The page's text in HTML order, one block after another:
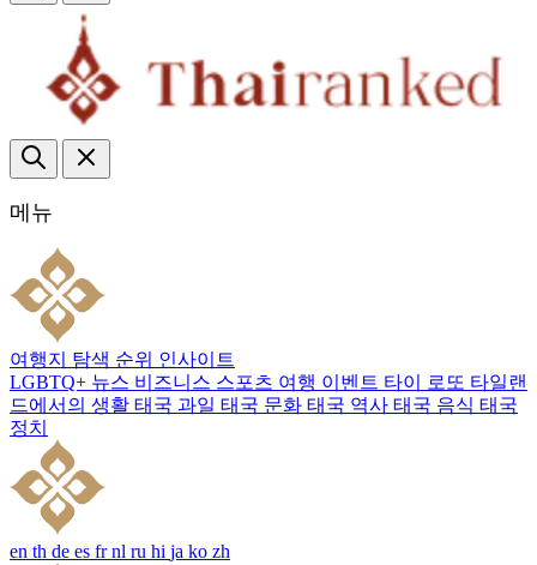
메뉴
여행지 탐색 순위 인사이트
LGBTQ+ 뉴스 비즈니스 스포츠 여행 이벤트 타이 로또 타일랜
드에서의 생활 태국 과일 태국 문화 태국 역사 태국 음식 태국
정치
en th de es fr nl ru hi ja ko zh